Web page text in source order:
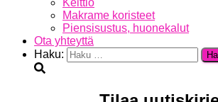
Keittiö
Makrame koristeet
Piensisustus, huonekalut
Ota yhteyttä
Haku: